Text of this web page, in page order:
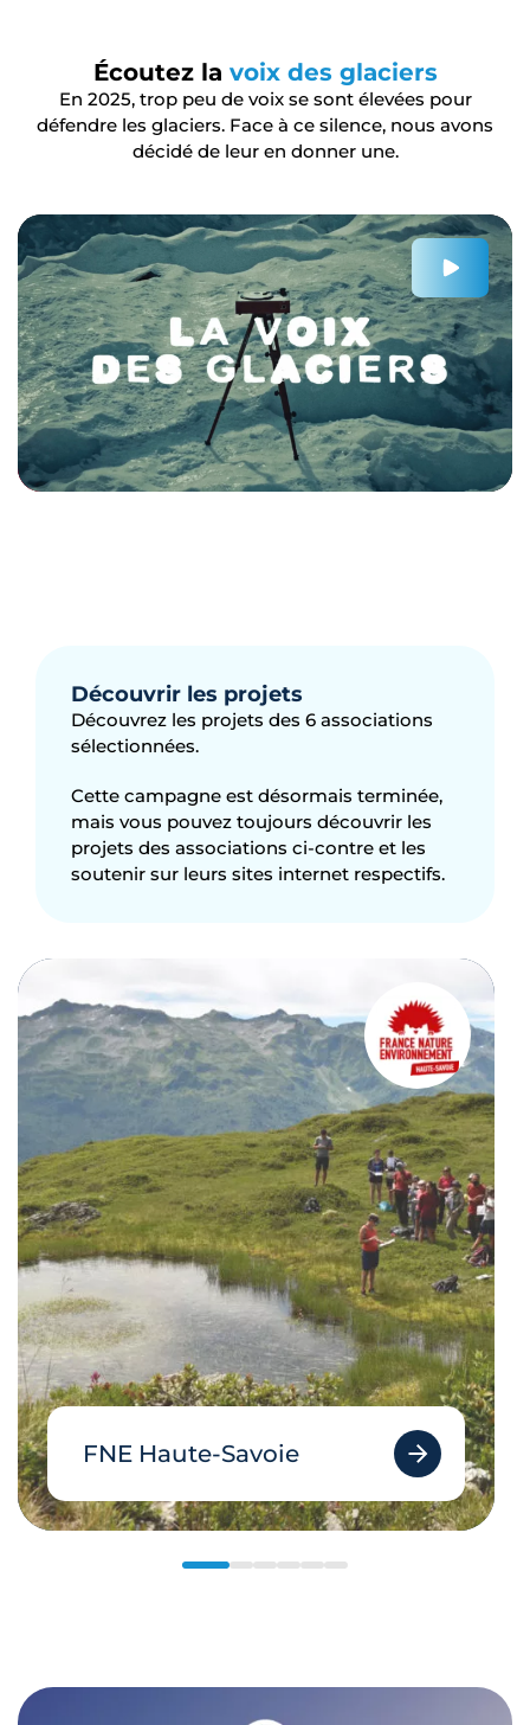
Écoutez la voix des glaciers
En 2025, trop peu de voix se sont élevées pour
défendre les glaciers. Face à ce silence, nous avons
décidé de leur en donner une.
Découvrir les projets
Découvrez les projets des 6 associations
sélectionnées.
Cette campagne est désormais terminée,
mais vous pouvez toujours découvrir les
projets des associations ci-contre et les
soutenir sur leurs sites internet respectifs.
FNE Haute-Savoie